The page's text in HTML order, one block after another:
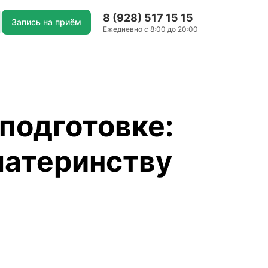
Запись на приём 8 (928) 517 15 15
Ежедневно с 8:00 до 20:00